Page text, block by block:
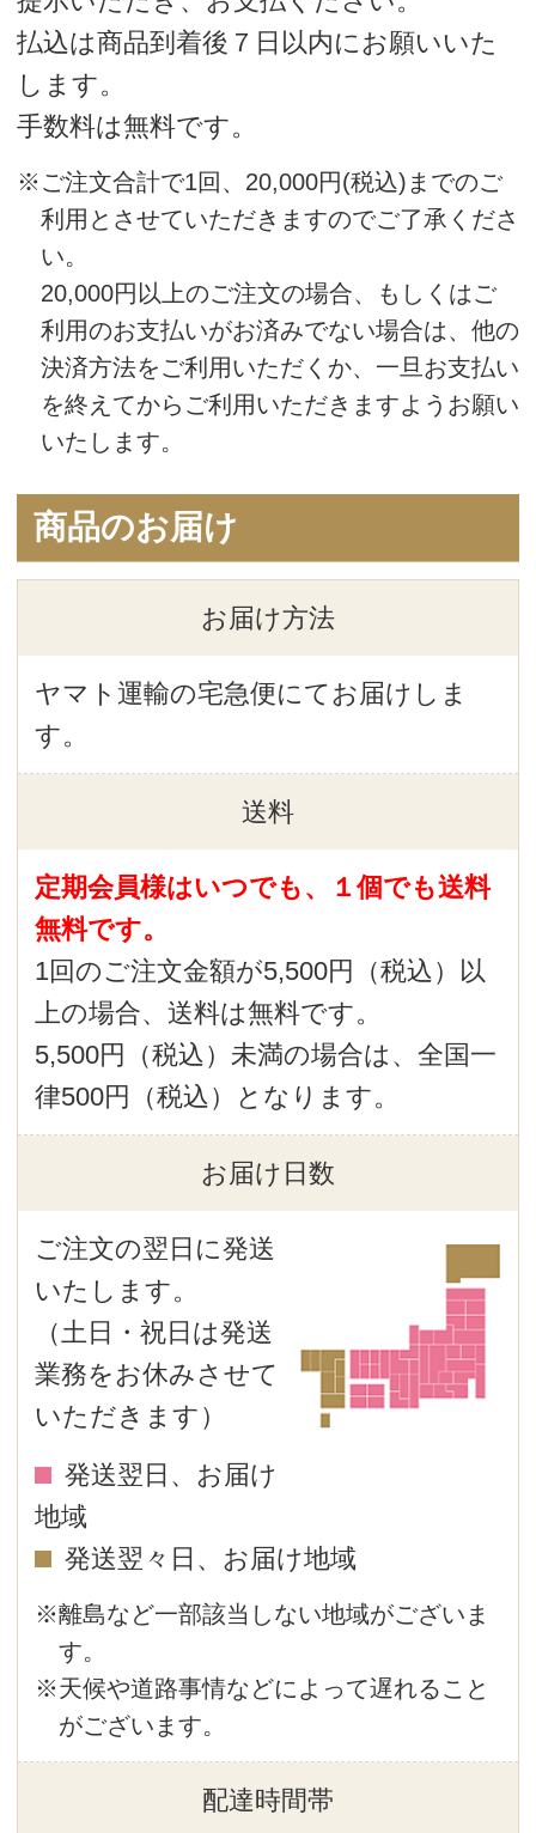
Say お客様センター
TEL：0120-288-653 受付時間 9:00～
11:15/12:00～16:00（日曜・祝日はお休
み）
Mail：support@saysay.online
※年末年始等お休みをいただくことがありま
す。あらかじめご了承ください。
お支払い方法
現金でのお支払いとなります
教室を受講の際、現金にてお支払いくだ
さい。
ご予約の変更・キャンセル
(1) ご予約の変更
Say お客様センターにてご変更を承りま
す。
開催日の２日前までにご連絡下さい。
み）
Mail：support@saysay.online
キャンセルは開催日の７日前までにマイ
ページまたはお客様センターにて手続き
をして下さい。
直前のキャンセルの場合はキャンセル料
をいただく場合がございます。
マイページ：
https://www.saysay.co.jp/account/my_page_login
11:15/12:00～16:00（日曜・祝日はお休
み）
Mail：support@saysay.online
す。あらかじめご了承ください。
ご注意
１．教室の受講料にポイント還元はござ
２．２名以上でのご受講の場合、出席後
にご同伴者様の会員登録をお願いし
ます。
商品カテゴリ
スキンケア
ベースメイク
ポイントメイク